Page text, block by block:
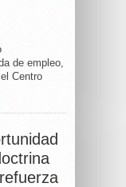
de empleo,
Centro